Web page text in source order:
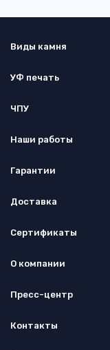
Виды камня
УФ печать
ЧПУ
Наши работы
Гарантии
Доставка
Сертификаты
О компании
Пресс-центр
Контакты